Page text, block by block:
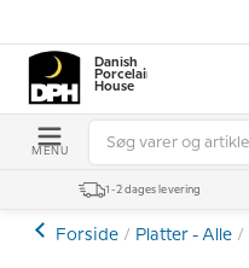
Danish
Porcelain
House
MENU
1-2 dages levering
Forside Platter - Alle